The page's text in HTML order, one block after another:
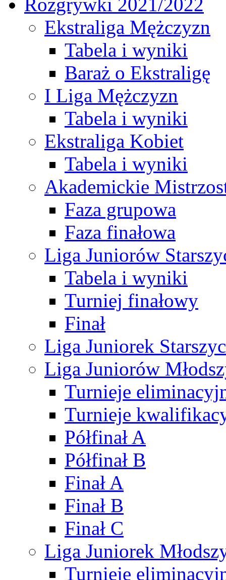
Ekstraliga Mężczyzn
Tabela i wyniki
Baraż o Ekstraligę
I Liga Mężczyzn
Tabela i wyniki
Ekstraliga Kobiet
Tabela i wyniki
Akademickie
Faza grupowa
Faza finałowa
Liga Juniorów
Tabela i wyniki
Turniej finałowy
Finał
Liga Juniorek
Liga Juniorów
Turnieje
Turnieje
Półfinał A
Półfinał B
Finał A
Finał B
Finał C
Liga Juniorek
Turnieje